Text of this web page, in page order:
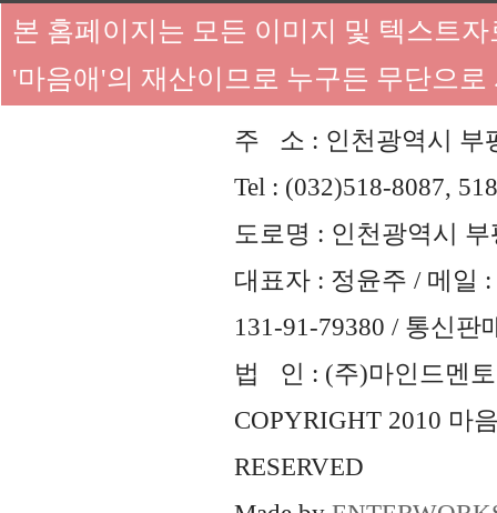
본 홈페이지는 모든 이미지 및 텍스트
'마음애'의 재산이므로 누구든 무단으
주 소 : 인천광역시 부
Tel : (032)518-8087,
도로명 : 인천광역시
대표자 : 정윤주 / 메일 :
131-91-79380 / 통신판
법 인 : (주)마인드멘토
COPYRIGHT 2010 마
RESERVED